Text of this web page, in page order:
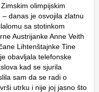
olimpijskim
danas je osvojila zlatnu
sa stotinkom
Austrijanke Anne Veith
Lihtenštajnke Tine
obavljala telefonske
kad se sjurila
sam da se radi o
utrku i nije joj jasno što